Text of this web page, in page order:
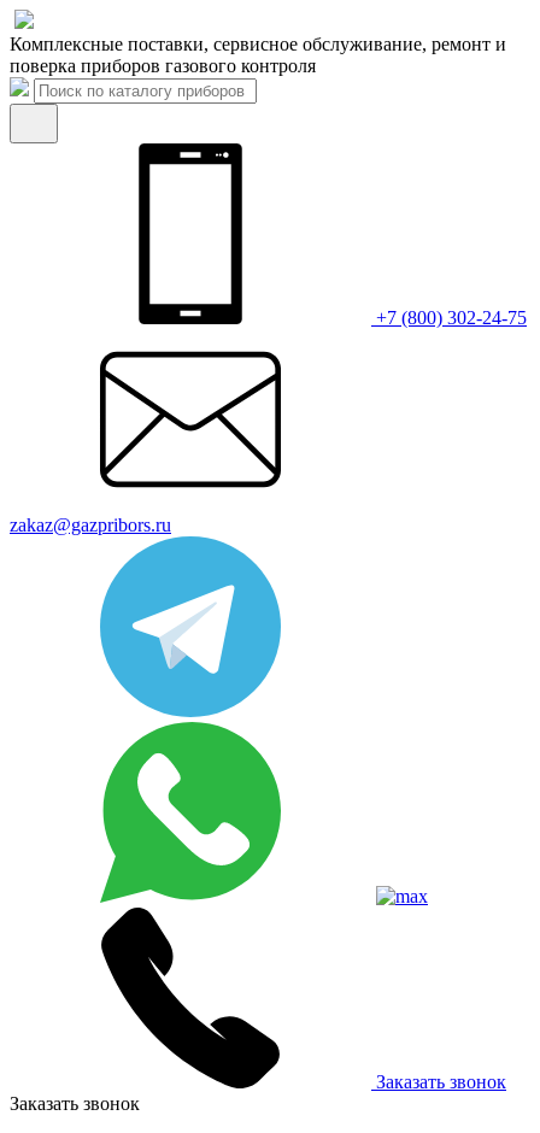
Комплексные поставки, сервисное обслуживание, ремонт и
поверка приборов газового контроля
+7 (800) 302-24-75
zakaz@gazpribors.ru
Заказать звонок
Заказать звонок